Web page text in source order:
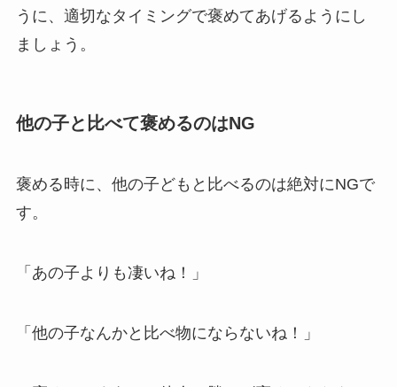
うに、適切なタイミングで褒めてあげるようにし
ましょう。
他の子と比べて褒めるのはNG
褒める時に、他の子どもと比べるのは絶対にNGで
す。
「あの子よりも凄いね！」
「他の子なんかと比べ物にならないね！」